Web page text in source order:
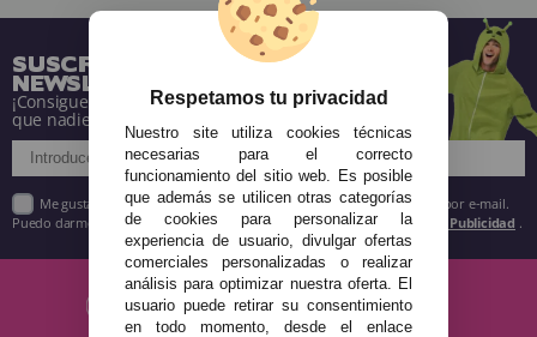
SUSCRÍBETE A NUESTRA
NEWSLETTER
¡Consigue descuentos y entérate de todo antes
que nadie!
Me gustaría recibir descuentos exclusivos, novedades y tendencias por e-mail.
Puedo darme de baja cuando quiera según lo recogido en la Política de Publicidad .
Respetamos tu privacidad
Nuestro site utiliza cookies técnicas
necesarias para el correcto
funcionamiento del sitio web. Es posible
que además se utilicen otras categorías
de cookies para personalizar la
experiencia de usuario, divulgar ofertas
comerciales personalizadas o realizar
análisis para optimizar nuestra oferta. El
usuario puede retirar su consentimiento
en todo momento, desde el enlace